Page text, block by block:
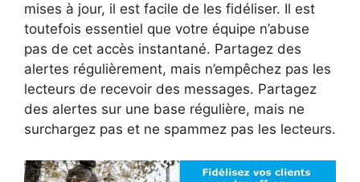
mises à jour, il est facile de les fidéliser. Il est
toutefois essentiel que votre équipe n’abuse
pas de cet accès instantané. Partagez des
alertes régulièrement, mais n’empêchez pas les
lecteurs de recevoir des messages. Partagez
des alertes sur une base régulière, mais ne
surchargez pas et ne spammez pas les lecteurs.